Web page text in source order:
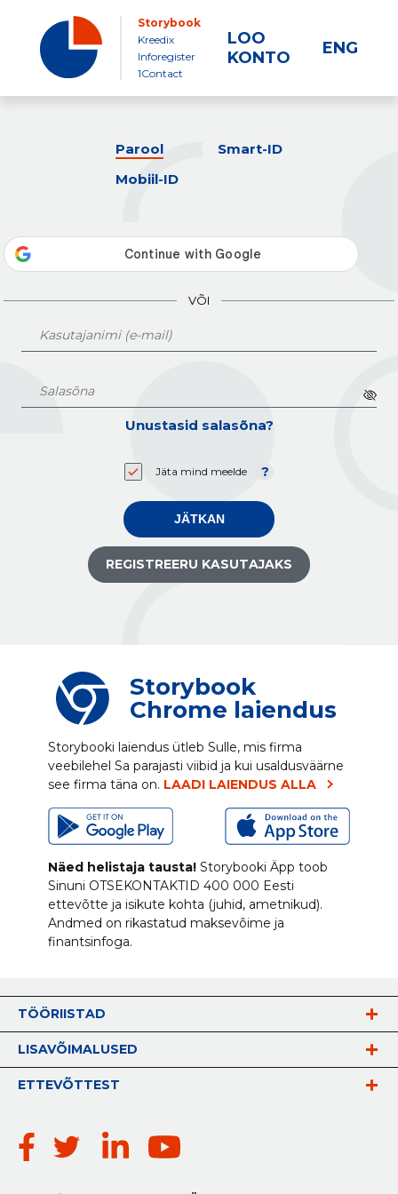
Storybook
Kreedix
Inforegister
1Contact
LOO
KONTO
ENG
Parool
Smart-ID
Mobiil-ID
VÕI
Unustasid salasõna?
Jäta mind meelde
JÄTKAN
REGISTREERU KASUTAJAKS
Storybook
Chrome laiendus
Storybooki laiendus ütleb Sulle, mis firma
veebilehel Sa parajasti viibid ja kui usaldusväärne
see firma täna on. LAADI LAIENDUS ALLA
Näed helistaja tausta! Storybooki Äpp toob
Sinuni OTSEKONTAKTID 400 000 Eesti
ettevõtte ja isikute kohta (juhid, ametnikud).
Andmed on rikastatud maksevõime ja
finantsinfoga.
TÖÖRIISTAD
LISAVÕIMALUSED
ETTEVÕTTEST